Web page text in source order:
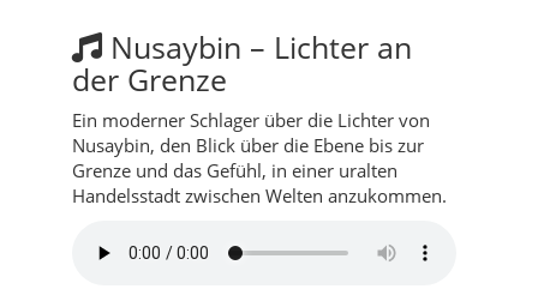
Nusaybin – Lichter an
der Grenze
Ein moderner Schlager über die Lichter von
Nusaybin, den Blick über die Ebene bis zur
Grenze und das Gefühl, in einer uralten
Handelsstadt zwischen Welten anzukommen.